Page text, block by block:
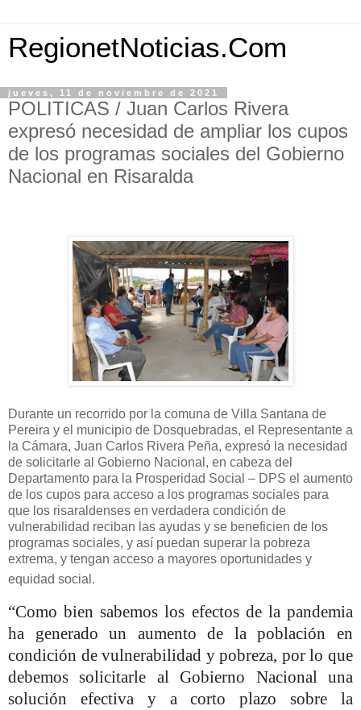
RegionetNoticias.Com
jueves, 11 de noviembre de 2021
POLITICAS / Juan Carlos Rivera
expresó necesidad de ampliar los cupos
de los programas sociales del Gobierno
Nacional en Risaralda
Durante un recorrido por la comuna de Villa Santana de
Pereira y el municipio de Dosquebradas, el Representante a
la Cámara, Juan Carlos Rivera Peña, expresó la necesidad
de solicitarle al Gobierno Nacional, en cabeza del
Departamento para la Prosperidad Social – DPS el aumento
de los cupos para acceso a los programas sociales para
que los risaraldenses en verdadera condición de
vulnerabilidad reciban las ayudas y se beneficien de los
programas sociales, y así puedan superar la pobreza
extrema, y tengan acceso a mayores oportunidades y
equidad social.
“Como bien sabemos los efectos de la pandemia
ha generado un aumento de la población en
condición de vulnerabilidad y pobreza, por lo que
debemos solicitarle al Gobierno Nacional una
solución efectiva y a corto plazo sobre la